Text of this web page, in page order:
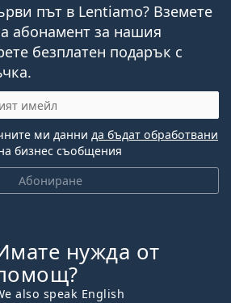
път в Lentiamo? Вземете
абонамент за нашия
безплатен подарък с
Абониране
ми данни да бъдат обработвани
бизнес съобщения
нужда от
also speak English